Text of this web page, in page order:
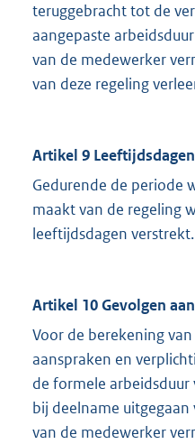
teruggebracht tot de
aangepaste
van de medewerker
van deze regeling
Artikel 9 Leeftijdsdagen
Gedurende de periode
maakt van de regeling
leeftijdsdagen verstrekt.
Artikel 10 Gevolgen
Voor de berekening
aanspraken en
de formele
bij deelname
van de medewerker